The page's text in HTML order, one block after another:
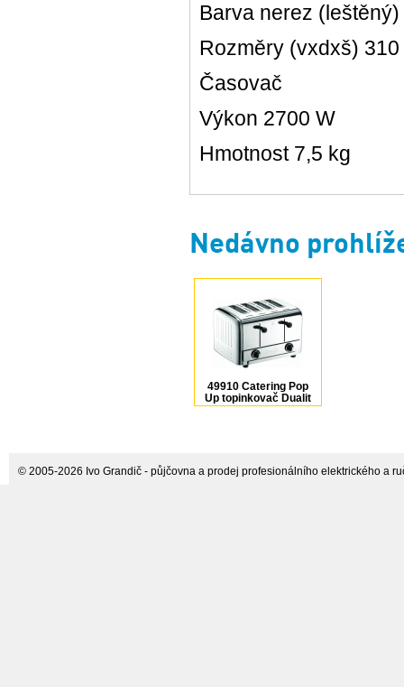
Barva nerez (leštěný)
Rozměry (vxdxš)
Časovač
Výkon 2700 W
Hmotnost 7,5 kg
Nedávno
49910 Catering Pop
Up topinkovač Dualit
© 2005-2026 Ivo Grandič - půjčovna a prodej profesionálního elektrického a